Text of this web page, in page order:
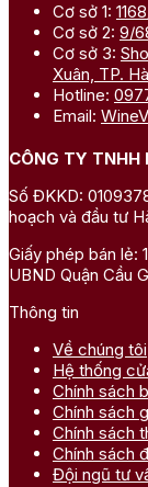
Cơ sở 1:
Cơ sở 2: 9/
Cơ sở 3:
Xuân, TP.
Hotline:
Email:
CÔNG TY TNHH
Số ĐKKD:
hoạch và đầu tư
Giấy phép bán lẻ:
UBND Quận Cầu
Thông tin
Về chúng tôi
Hệ thống
Chính sách
Chính sách
Chính sách
Chính sách
Đội ngũ tư